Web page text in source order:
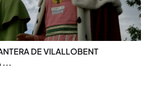
DE VILALLOBENT
...